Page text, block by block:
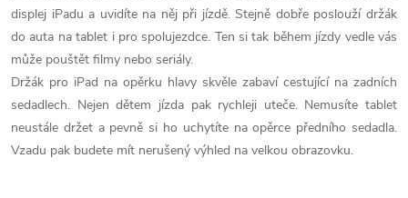
c
í
p
r
v
displej iPadu a uvidíte na něj při jízdě. Stejně dobře poslouží držák
do auta na tablet i pro spolujezdce. Ten si tak během jízdy vedle vás
může pouštět filmy nebo seriály.
Držák pro iPad na opěrku hlavy skvěle zabaví cestující na zadních
sedadlech. Nejen dětem jízda pak rychleji uteče. Nemusíte tablet
neustále držet a pevně si ho uchytíte na opěrce předního sedadla.
Vzadu pak budete mít nerušený výhled na velkou obrazovku.